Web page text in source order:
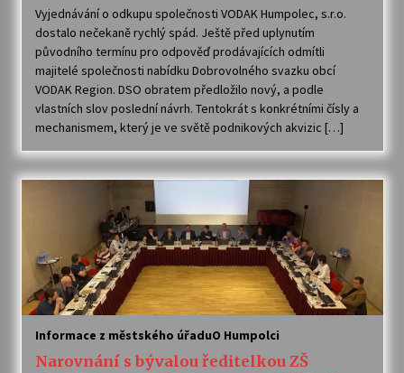
Vyjednávání o odkupu společnosti VODAK Humpolec, s.r.o.
dostalo nečekaně rychlý spád. Ještě před uplynutím
původního termínu pro odpověď prodávajících odmítli
majitelé společnosti nabídku Dobrovolného svazku obcí
VODAK Region. DSO obratem předložilo nový, a podle
vlastních slov poslední návrh. Tentokrát s konkrétními čísly a
mechanismem, který je ve světě podnikových akvizic […]
Informace z městského úřaduO Humpolci
Narovnání s bývalou ředitelkou ZŠ